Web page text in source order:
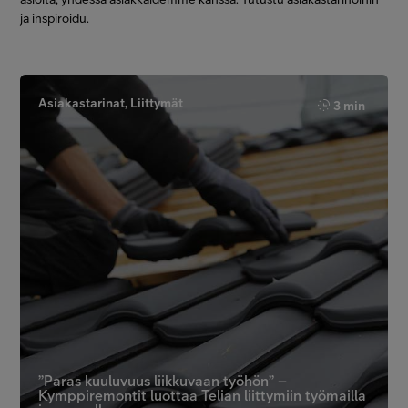
ja inspiroidu.
Asiakastarinat, Liittymät 3 min
”Paras kuuluvuus liikkuvaan työhön” –
Kymppiremontit luottaa Telian liittymiin työmailla